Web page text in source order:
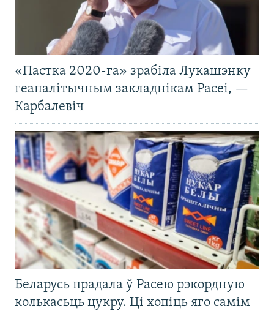
«Пастка 2020-га» зрабіла Лукашэнку
геапалітычным закладнікам Расеі, —
Карбалевіч
Беларусь прадала ў Расею рэкордную
колькасьць цукру. Ці хопіць яго самім